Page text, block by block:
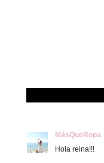
MásQueRopa
Hola reina!!!